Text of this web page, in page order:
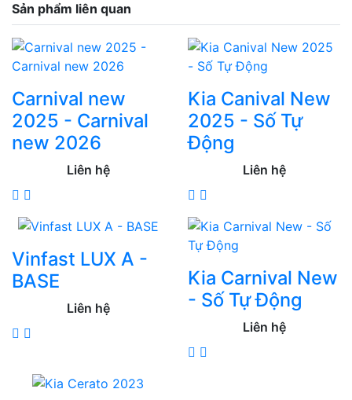
Sản phẩm liên quan
Carnival new
2025 - Carnival
new 2026
Liên hệ
Kia Canival New
2025 - Số Tự
Động
Liên hệ
Vinfast LUX A -
BASE
Liên hệ
Kia Carnival New
- Số Tự Động
Liên hệ